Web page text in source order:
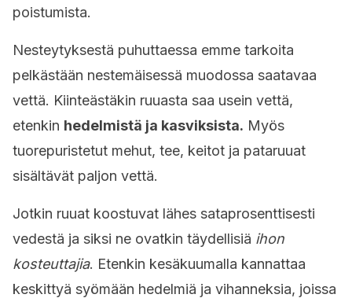
poistumista.
Nesteytyksestä puhuttaessa emme tarkoita
pelkästään nestemäisessä muodossa saatavaa
vettä. Kiinteästäkin ruuasta saa usein vettä,
etenkin hedelmistä ja kasviksista. Myös
tuorepuristetut mehut, tee, keitot ja pataruuat
sisältävät paljon vettä.
Jotkin ruuat koostuvat lähes sataprosenttisesti
vedestä ja siksi ne ovatkin täydellisiä ihon
kosteuttajia. Etenkin kesäkuumalla kannattaa
keskittyä syömään hedelmiä ja vihanneksia, joissa